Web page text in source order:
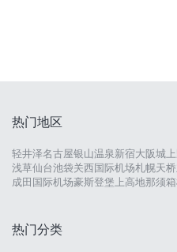
热门地区
轻井泽名古屋银山温泉新宿大阪城
浅草仙台池袋关西国际机场札幌天
成田国际机场豪斯登堡 上高地那须
热门分类